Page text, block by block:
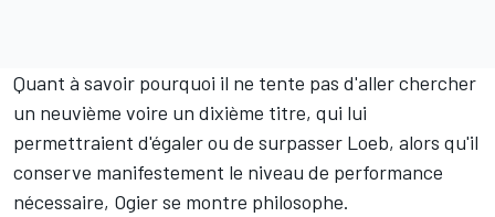
Quant à savoir pourquoi il ne tente pas d'aller chercher
un neuvième voire un dixième titre, qui lui
permettraient d'égaler ou de surpasser Loeb, alors qu'il
conserve manifestement le niveau de performance
nécessaire, Ogier se montre philosophe.